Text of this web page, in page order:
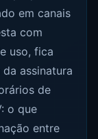
em canais
com
uso, fica
assinatura
de
o que
entre